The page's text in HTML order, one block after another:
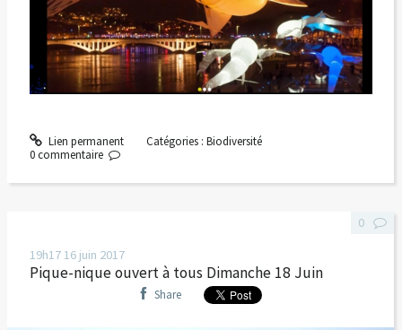
Lien permanent Catégories : Biodiversité
0 commentaire
19h1716 juin 2017
Pique-nique ouvert à tous Dimanche 18 Juin
Share
0